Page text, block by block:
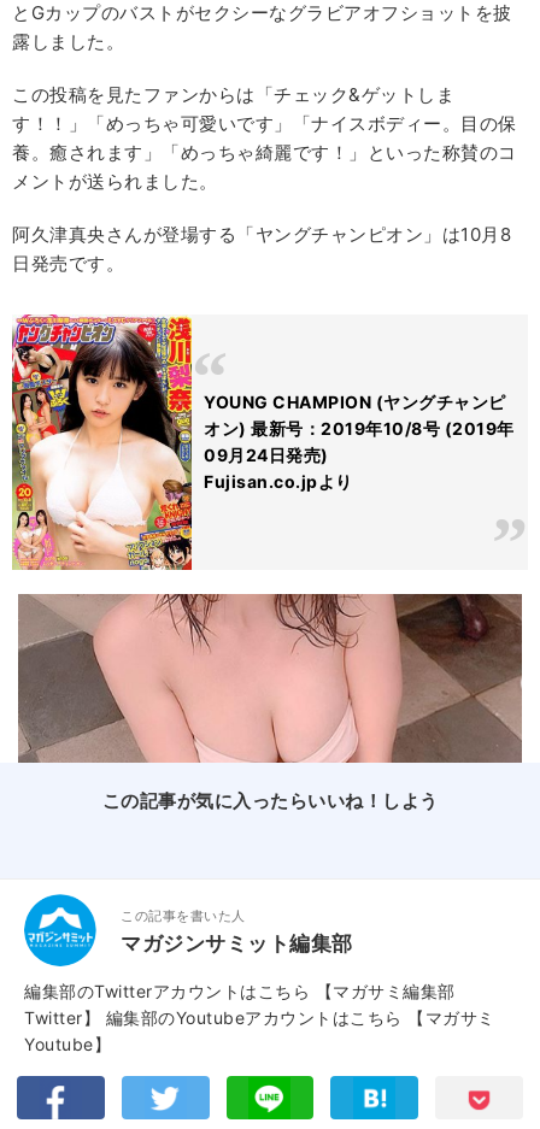
とGカップのバストがセクシーなグラビアオフショットを披
露しました。
この投稿を見たファンからは「チェック&ゲットしま
す！！」「めっちゃ可愛いです」「ナイスボディー。目の保
養。癒されます」「めっちゃ綺麗です！」といった称賛のコ
メントが送られました。
阿久津真央さんが登場する「ヤングチャンピオン」は10月8
日発売です。
YOUNG CHAMPION (ヤングチャンピ
オン) 最新号：2019年10/8号 (2019年
09月24日発売)
Fujisan.co.jpより
この記事が気に入ったらいいね！しよう
この記事を書いた人
マガジンサミット編集部
編集部のTwitterアカウントはこちら
【マガサミ編集部
Twitter】
編集部のYoutubeアカウントはこちら
【マガサミ
Youtube】